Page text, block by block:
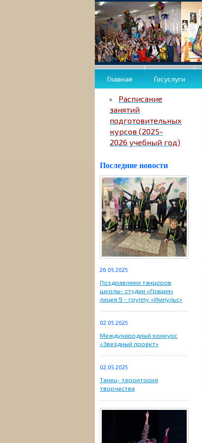
Главная Госуслуги
Расписание
занятий
подготовительных
курсов (2025-
2026 учебный год)
Последние новости
26.05.2025
Поздравляем танцоров
школы- студии «Грация»
лицея 9 - группу «Импульс»
02.05.2025
Международный конкурс
«Звездный проект»
02.05.2025
Танец- территория
творчества